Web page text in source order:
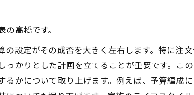
高橋です。
設定がその成否を大きく左右します。特に注文
かりとした計画を立てることが重要です。こ
かについて取り上げます。例えば、予算編成